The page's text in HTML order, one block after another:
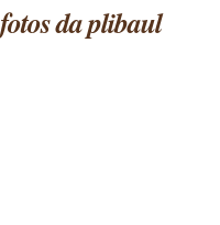
da plibaul